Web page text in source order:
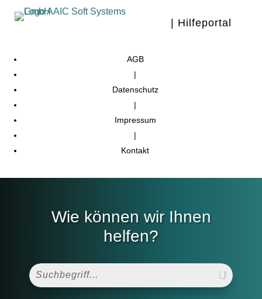
| Hilfeportal
AGB
|
Datenschutz
|
Impressum
|
Kontakt
Wie können wir Ihnen
helfen?